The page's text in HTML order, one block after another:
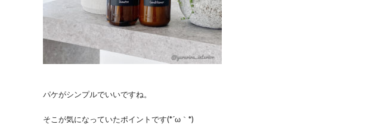
パケがシンプルでいいですね。
そこが気になっていたポイントです(*´ω｀*)